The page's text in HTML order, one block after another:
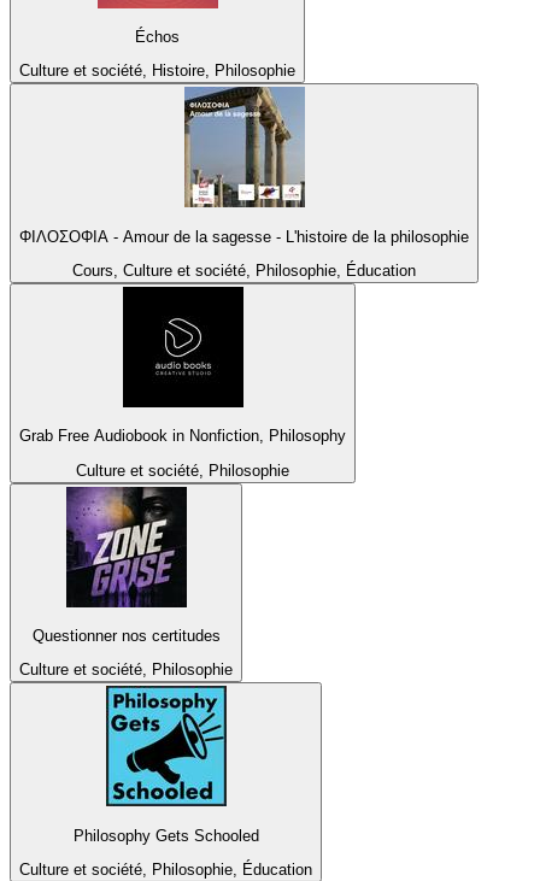
Échos
Culture et société, Histoire, Philosophie
ΦΙΛΟΣΟΦΙΑ - Amour de la sagesse - L'histoire de la philosophie
Cours, Culture et société, Philosophie, Éducation
Grab Free Audiobook in Nonfiction, Philosophy
Culture et société, Philosophie
Questionner nos certitudes
Culture et société, Philosophie
Philosophy Gets Schooled
Culture et société, Philosophie, Éducation